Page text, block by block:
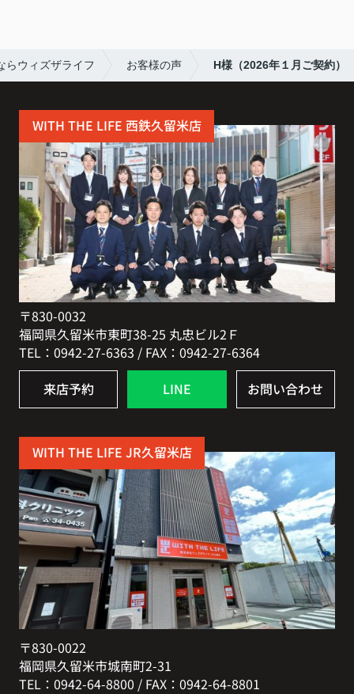
らウィズザライフ お客様の声 H様（2026年１月ご契約）
WITH THE LIFE 西鉄久留米店
〒830-0032
福岡県久留米市東町38-25 丸忠ビル2Ｆ
TEL：0942-27-6363 / FAX：0942-27-6364
来店予約 LINE お問い合わせ
WITH THE LIFE JR久留米店
〒830-0022
福岡県久留米市城南町2-31
TEL：0942-64-8800 / FAX：0942-64-8801